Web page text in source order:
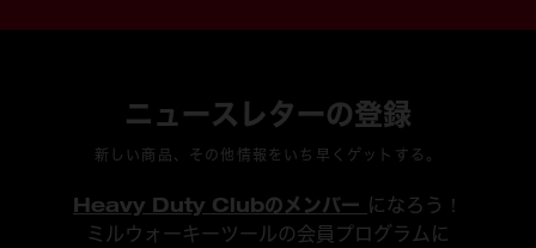
ニュースレターの登録
新しい商品、その他情報をいち早くゲットする。
Heavy Duty Clubのメンバー になろう！
ミルウォーキーツールの会員プログラムに